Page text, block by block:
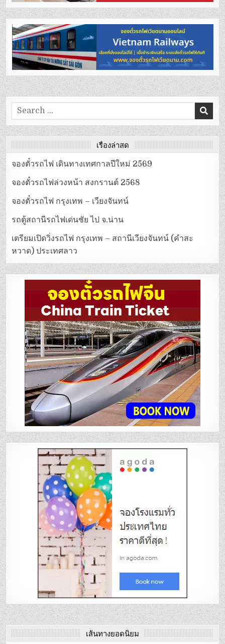
Search
for:
เรื่องล่าสุด
จองตั๋วรถไฟ เดินทางเทศกาลปีใหม่ 2569
จองตั๋วรถไฟล่วงหน้า สงกรานต์ 2568
จองตั๋วรถไฟ กรุงเทพ – เวียงจันทน์
รถตู้สถานีรถไฟเด่นชัย ไป จ.น่าน
เตรียมเปิดวิ่งรถไฟ กรุงเทพ – สถานีเวียงจันทน์ (คำสะ
หวาด) ประเทศลาว
เส้นทางยอดนิยม